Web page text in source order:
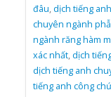
đâu,dịch tiếng
chuyên ngành
ngành răng hàm
xác nhất,dịch
dịch tiếng anh
tiếng anh công